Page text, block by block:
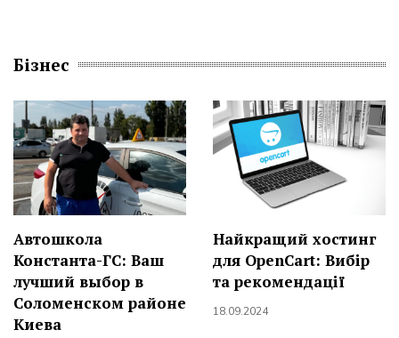
Бізнес
Автошкола
Константа-ГС: Ваш
лучший выбор в
Соломенском районе
Киева
Найкращий хостинг
для OpenCart: Вибір
та рекомендації
18.09.2024